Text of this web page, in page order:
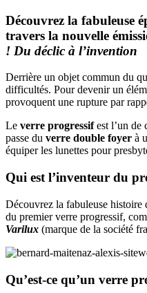
Découvrez la fabuleuse
travers la nouvelle
! Du déclic à l’invention
Derrière un objet commun du
difficultés. Pour devenir un
provoquent une rupture par
Le verre progressifest l’un de
passe du verre double foyer à
équiper les lunettes pour
Qui est l’inventeur du
Découvrez la fabuleuse histoire
du premier verre progressif,
Varilux (marque de la société
Qu’est-ce qu’un verre